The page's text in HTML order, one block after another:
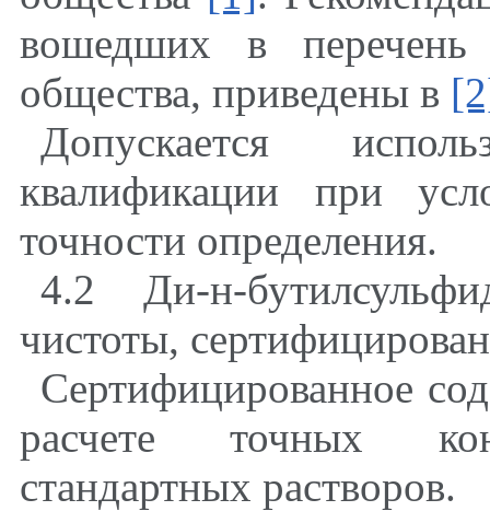
вошедших в перечень
общества, приведены в
Допускается
квалификации при
точности определения.
4.2 Ди-н-
чистоты,
Сертифицированное
расчете точных
стандартных растворов.